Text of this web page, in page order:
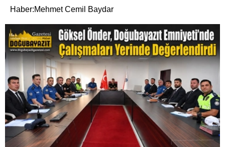
Haber:Mehmet Cemil Baydar